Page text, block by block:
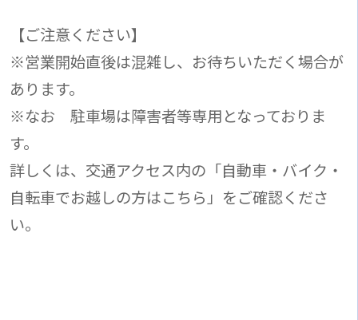
【ご注意ください】
※営業開始直後は混雑し、お待ちいただく場合が
あります。
※なお 駐車場は障害者等専用となっておりま
す。
詳しくは、交通アクセス内の「自動車・バイク・
自転車でお越しの方はこちら」をご確認くださ
い。